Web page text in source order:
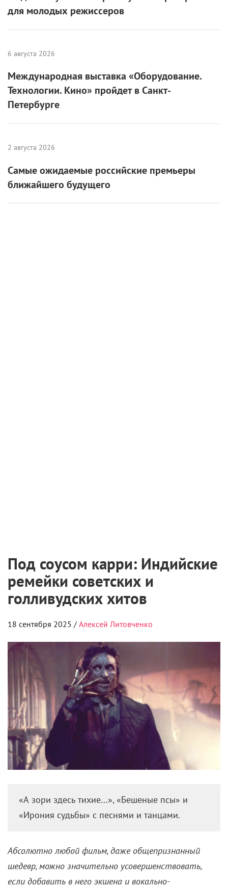
Медиа запустили творческую лабораторию
для молодых режиссеров
6 августа 2026
Международная выставка «Оборудование.
Технологии. Кино» пройдет в Санкт-
Петербурге
2 августа 2026
Самые ожидаемые российские премьеры
ближайшего будущего
Под соусом карри: Индийские
ремейки советских и
голливудских хитов
18 сентября 2025 /Алексей Литовченко
«А зори здесь тихие…», «Бешеные псы» и
Абсолютно любой фильм, даже общепризнанный